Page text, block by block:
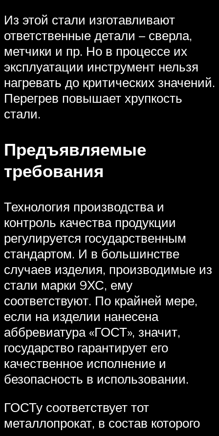
Из этой стали изготавливают
ответственные детали – сверла,
метчики и пр. Но в процессе их
эксплуатации инструмент нельзя
нагревать до критических значений.
Перегрев повышает хрупкость
стали.
Предъявляемые
требования
Технология производства и
контроль качества продукции
регулируется государственным
стандартом. И в большинстве
случаев изделия, производимые из
стали марки 9ХС, ему
соответствуют. По крайней мере,
если на изделии нанесена
аббревиатура «ГОСТ», значит,
государство гарантирует его
качественное исполнение и
безопасность в использовании.
ГОСТу соответствует тот
металлопрокат, в состав которого